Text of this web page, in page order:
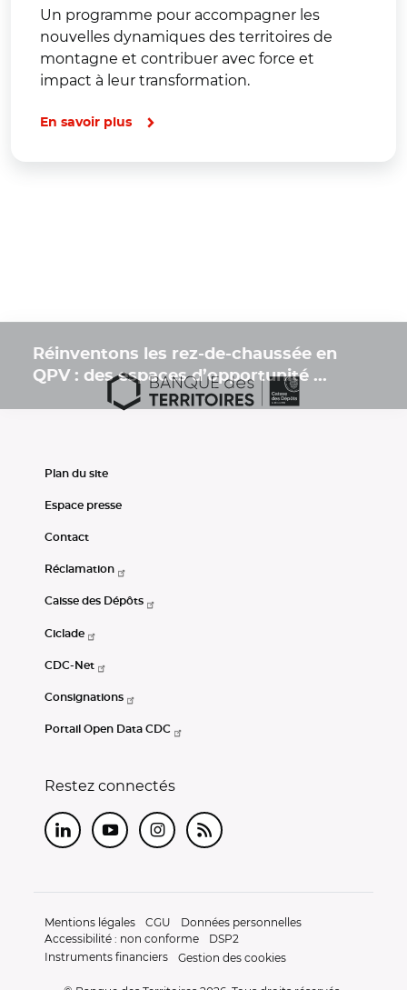
Un programme pour accompagner les
nouvelles dynamiques des territoires de
montagne et contribuer avec force et
impact à leur transformation.
En savoir plus
Réinventons les rez-de-chaussée en
QPV : des espaces d’opportunité ...
Plan du site
Espace presse
Contact
Réclamation
Caisse des Dépôts
Ciclade
CDC-Net
Consignations
Portail Open Data CDC
Restez connectés
LinkedInYoutubeInstagram
RSS
Mentions légales CGU
Données personnelles
Accessibilité : non conforme
DSP2
Instruments financiers
Gestion des cookies